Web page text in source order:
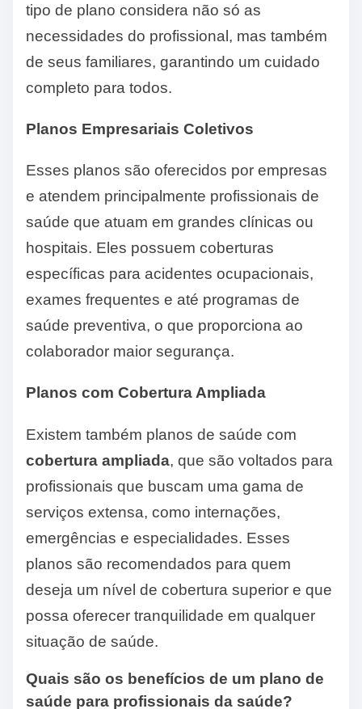
tipo de plano considera não só as
necessidades do profissional, mas também
de seus familiares, garantindo um cuidado
completo para todos.
Planos Empresariais Coletivos
Esses planos são oferecidos por empresas
e atendem principalmente profissionais de
saúde que atuam em grandes clínicas ou
hospitais. Eles possuem coberturas
específicas para acidentes ocupacionais,
exames frequentes e até programas de
saúde preventiva, o que proporciona ao
colaborador maior segurança.
Planos com Cobertura Ampliada
Existem também planos de saúde com
cobertura ampliada, que são voltados para
profissionais que buscam uma gama de
serviços extensa, como internações,
emergências e especialidades. Esses
planos são recomendados para quem
deseja um nível de cobertura superior e que
possa oferecer tranquilidade em qualquer
situação de saúde.
Quais são os benefícios de um plano de
saúde para profissionais da saúde?